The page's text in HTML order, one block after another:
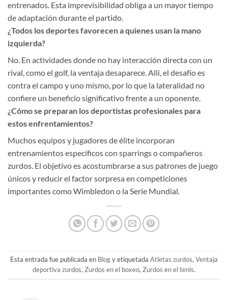
entrenados. Esta imprevisibilidad obliga a un mayor tiempo
de adaptación durante el partido.
¿Todos los deportes favorecen a quienes usan la mano
izquierda?
No. En actividades donde no hay interacción directa con un
rival, como el golf, la ventaja desaparece. Allí, el desafío es
contra el campo y uno mismo, por lo que la lateralidad no
confiere un beneficio significativo frente a un oponente.
¿Cómo se preparan los deportistas profesionales para
estos enfrentamientos?
Muchos equipos y jugadores de élite incorporan
entrenamientos específicos con sparrings o compañeros
zurdos. El objetivo es acostumbrarse a sus patrones de juego
únicos y reducir el factor sorpresa en competiciones
importantes como Wimbledon o la Serie Mundial.
Esta entrada fue publicada en Blogy etiquetada Atletas zurdos,Ventaja
deportiva zurdos,Zurdos en el boxeo,Zurdos en el tenis.